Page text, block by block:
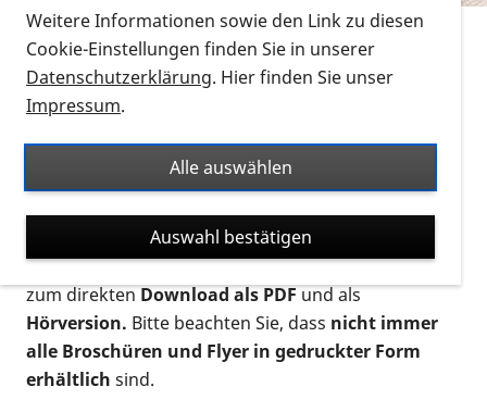
Thema Infomaterial auf der PRO RETINA-Website
für blinde und sehbehinderte Menschen an.
Auf dieser Seite finden Sie sämtliches Infomaterial
Ort. Nutzen Sie den Formatfilter, um ausschließlich
nach Flyern und Broschüren, Audios oder Videos zu
suchen. Die meisten Flyer und Broschüren werden in
verschiedenen Formaten angeboten: zur
postalischen Bestellung als gedruckte Variante
zum direktenDownload als PDFund als
Hörversion. Bitte beachten Sie, dass nicht immer
alle Broschüren und Flyer in gedruckter Form
erhältlich sind.
Weitere Informationen sowie den Link zu diesen
Cookie-Einstellungen finden Sie in unserer
Datenschutzerklärung. Hier finden Sie unser
Impressum.
Alle auswählen
Auswahl bestätigen